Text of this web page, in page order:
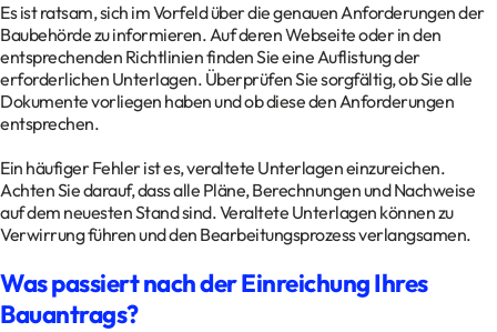
Es ist ratsam, sich im Vorfeld über die genauen Anforderungen der
Baubehörde zu informieren. Auf deren Webseite oder in den
entsprechenden Richtlinien finden Sie eine Auflistung der
erforderlichen Unterlagen. Überprüfen Sie sorgfältig, ob Sie alle
Dokumente vorliegen haben und ob diese den Anforderungen
entsprechen.
Ein häufiger Fehler ist es, veraltete Unterlagen einzureichen.
Achten Sie darauf, dass alle Pläne, Berechnungen und Nachweise
auf dem neuesten Stand sind. Veraltete Unterlagen können zu
Verwirrung führen und den Bearbeitungsprozess verlangsamen.
Was passiert nach der Einreichung Ihres
Bauantrags?